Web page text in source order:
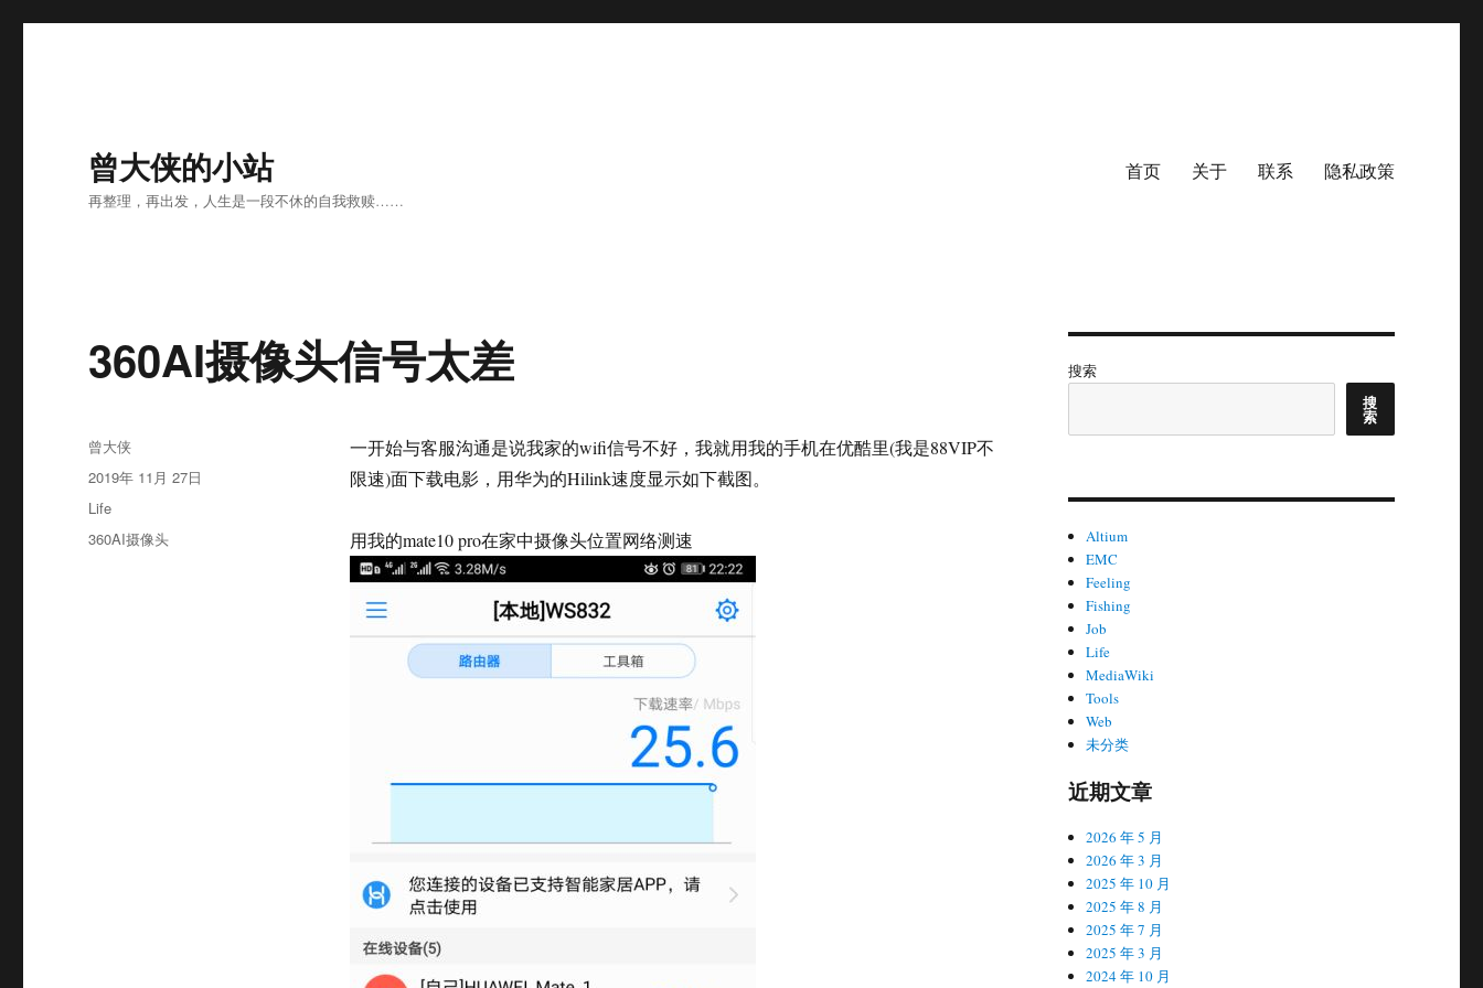
曾大侠的小站
再整理，再出发，人生是一段不休的自我救赎……
首页 关于 联系 隐私政策
360AI摄像头信号太差
一开始与客服沟通是说我家的wifi信号不好，我就用我的手机在优酷里(我是88VIP不
限速)面下载电影，用华为的Hilink速度显示如下截图。
用我的mate10 pro在家中摄像头位置网络测速
作
者
曾大侠
发
布
2019年 11月 27日
分
类
Life
标
360AI摄像头
搜索
搜
索
Altium
EMC
Feeling
Fishing
Job
Life
MediaWiki
Tools
Web
未分类
近期文章
2026 年 5 月
2026 年 3 月
2025 年 10 月
2025 年 8 月
2025 年 7 月
2025 年 3 月
2024 年 10 月